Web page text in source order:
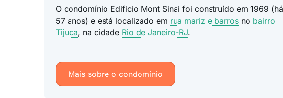
O condomínio Edificio Mont Sinai foi construído em 1969 (há
57 anos) e está localizado em rua mariz e barrosno bairro
Tijuca, na cidade Rio de Janeiro-RJ.
Mais sobre o condomínio